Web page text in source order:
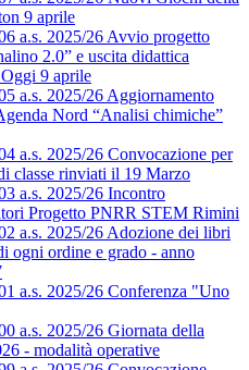
9 aprile
a.s. 2025/26 Avvio progetto
2.0” e uscita didattica
9 aprile
a.s. 2025/26 Aggiornamento
Nord “Analisi chimiche”
a.s. 2025/26 Convocazione per
classe rinviati il 19 Marzo
a.s. 2025/26 Incontro
Progetto PNRR STEM Rimini
a.s. 2025/26 Adozione dei libri
ogni ordine e grado - anno
a.s. 2025/26 Conferenza "Uno
a.s. 2025/26 Giornata della
- modalità operative